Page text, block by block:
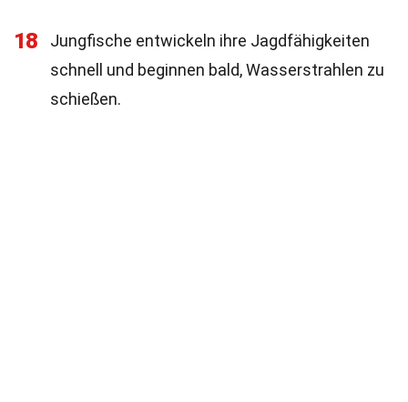
18
Jungfische entwickeln ihre Jagdfähigkeiten
schnell und beginnen bald, Wasserstrahlen zu
schießen.